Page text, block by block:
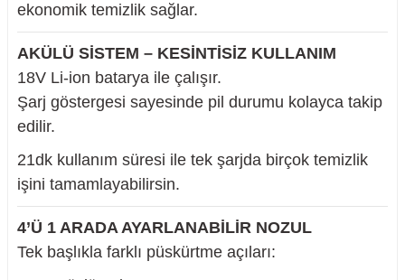
ekonomik temizlik sağlar.
AKÜLÜ SİSTEM – KESİNTİSİZ KULLANIM
18V Li-ion batarya ile çalışır.
Şarj göstergesi sayesinde pil durumu kolayca takip
edilir.
21dk kullanım süresi ile tek şarjda birçok temizlik
işini tamamlayabilirsin.
4’Ü 1 ARADA AYARLANABİLİR NOZUL
Tek başlıkla farklı püskürtme açıları: